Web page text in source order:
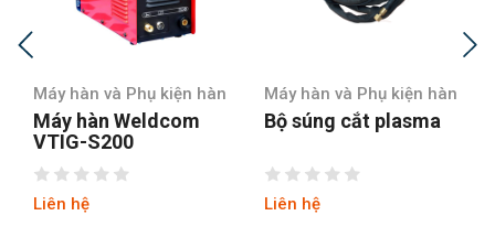
Máy hàn và Phụ kiện hàn
Máy hàn Weldcom
VTIG-S200
Liên hệ
Máy hàn và Phụ kiện hàn
Bộ súng cắt plasma
Liên hệ